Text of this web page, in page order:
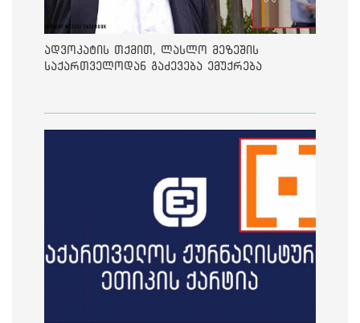
ადვოკატის თქმით, ლასლო მეზეშის
საქართველოდან გაძევება ემუქრება